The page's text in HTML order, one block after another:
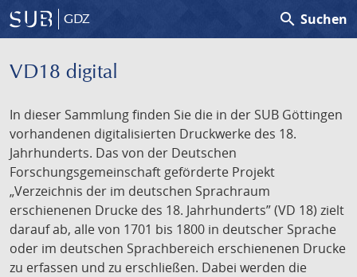
GDZ search Suchen
VD18 digital
In dieser Sammlung finden Sie die in der SUB Göttingen
vorhandenen digitalisierten Druckwerke des 18.
Jahrhunderts. Das von der Deutschen
Forschungsgemeinschaft geförderte Projekt
„Verzeichnis der im deutschen Sprachraum
erschienenen Drucke des 18. Jahrhunderts” (VD 18) zielt
darauf ab, alle von 1701 bis 1800 in deutscher Sprache
oder im deutschen Sprachbereich erschienenen Drucke
zu erfassen und zu erschließen. Dabei werden die